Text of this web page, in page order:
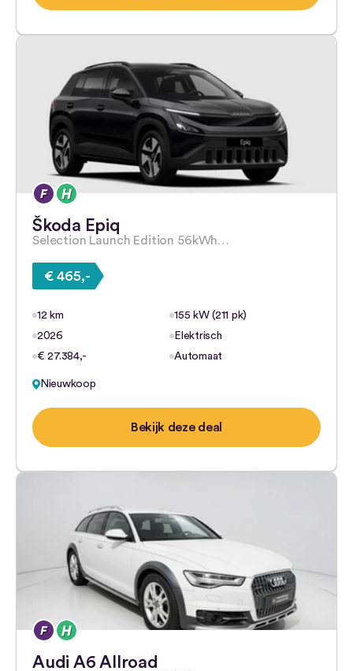
Škoda Epiq
Selection Launch Edition 56kWh…
€ 465,-
12 km
155 kW (211 pk)
2026
Elektrisch
€ 27.384,-
Automaat
Nieuwkoop
Bekijk deze deal
Audi A6 Allroad